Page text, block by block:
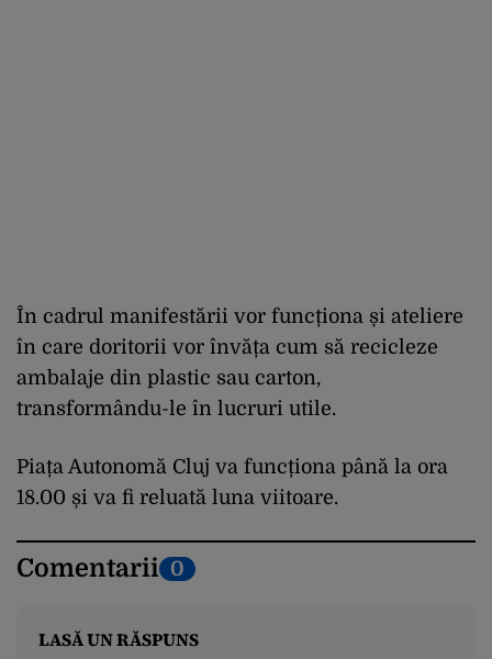
În cadrul manifestării vor funcționa și ateliere
în care doritorii vor învăța cum să recicleze
ambalaje din plastic sau carton,
transformându-le în lucruri utile.
Piața Autonomă Cluj va funcționa până la ora
18.00 și va fi reluată luna viitoare.
Comentarii 0
LASĂ UN RĂSPUNS